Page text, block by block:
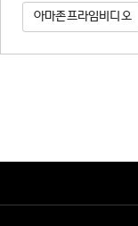
아마존프라임비디오